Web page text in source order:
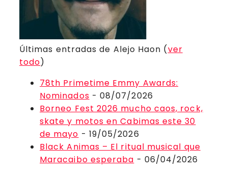
Últimas entradas de Alejo Haon (ver
todo)
78th Primetime Emmy Awards:
Nominados - 08/07/2026
Borneo Fest 2026 mucho caos, rock,
skate y motos en Cabimas este 30
de mayo - 19/05/2026
Black Animas – El ritual musical que
Maracaibo esperaba - 06/04/2026